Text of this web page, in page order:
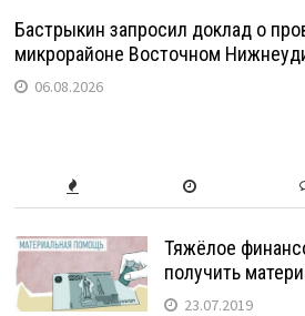
Бастрыкин запросил доклад о
микрорайоне Восточном
06.08.2026
Тяжёлое
получить
23.07.2019